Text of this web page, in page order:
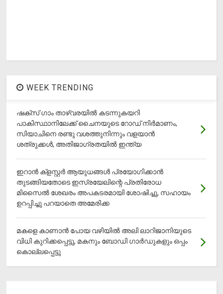
WEEK TRENDING
ഷക്സ് ​ഗാം താഴ്‌വരയിൽ കടന്നുകയറി
പാകിസ്ഥാനിലേക്ക് ചൈനയുടെ റോഡ് നിർമാണം,
സിയാചിനെ രണ്ടു വശത്തുനിന്നും വളയാൻ
ശത്രുക്കൾ, അതിജാ​ഗ്രതയിൽ ഇന്ത്യ
ഇറാന്‍ ക്‌ളസ്റ്റര്‍ ആയുധങ്ങള്‍ പ്രയോഗിക്കാന്‍
തുടങ്ങിയതോടെ ഇസ്രയേലിന്റെ പ്രതിരോധ
മിസൈല്‍ ശേഖരം അപകടരമായി ശോഷിച്ചു, സഹായം
ഉറപ്പിച്ചു പറയാതെ അമേരിക്ക
മകളെ കാണാന്‍ പോയ വഴിയില്‍ അലി ലാറിജാനിയുടെ
വിധി കുറിക്കപ്പെട്ടു, മകനും ബോഡി ഗാര്‍ഡുകളും ഒപ്പം
കൊല്ലപ്പെട്ടു